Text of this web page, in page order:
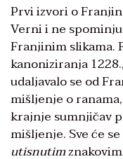
Prvi izvori o
Verni i ne
Franjinim slikama.
kanoniziranja
udaljavalo se od
mišljenje o
krajnje sumnjičav
mišljenje. Sve će
utisnutim